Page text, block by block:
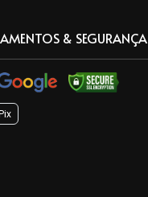
& SEGURANÇA